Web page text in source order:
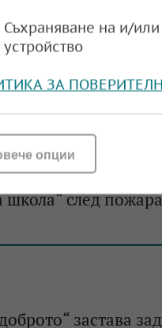
подкрепи
в СУ „Христо
с ключово
школа“ след пожара
застава
Съхраняване на и/
устройство
ЗА
опции